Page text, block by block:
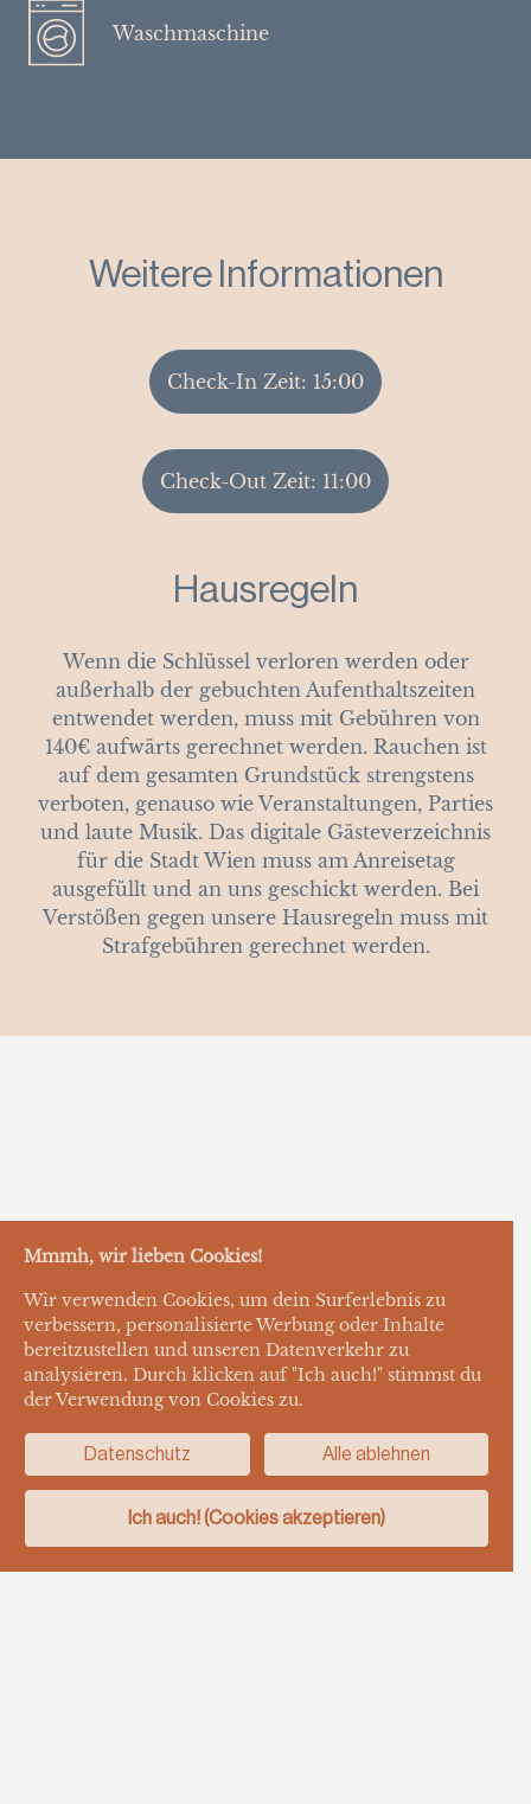
Waschmaschine
Weitere Informationen
Check-In Zeit: 15:00
Check-Out Zeit: 11:00
Hausregeln
Wenn die Schlüssel verloren werden oder
außerhalb der gebuchten Aufenthaltszeiten
entwendet werden, muss mit Gebühren von
140€ aufwärts gerechnet werden. Rauchen ist
auf dem gesamten Grundstück strengstens
verboten, genauso wie Veranstaltungen, Parties
und laute Musik. Das digitale Gästeverzeichnis
für die Stadt Wien muss am Anreisetag
ausgefüllt und an uns geschickt werden. Bei
Verstößen gegen unsere Hausregeln muss mit
Strafgebühren gerechnet werden.
Mmmh, wir lieben Cookies!
Wir verwenden Cookies, um dein Surferlebnis zu
verbessern, personalisierte Werbung oder Inhalte
bereitzustellen und unseren Datenverkehr zu
analysieren. Durch klicken auf "Ich auch!" stimmst du
der Verwendung von Cookies zu.
Datenschutz Alle ablehnen
Ich auch! (Cookies akzeptieren)